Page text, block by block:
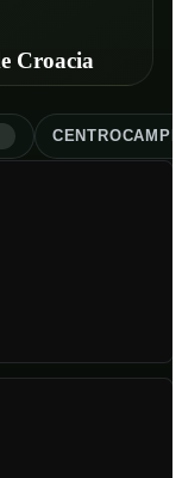
Croacia